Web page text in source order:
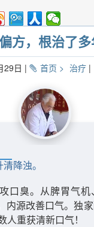
方，根治了
29日 首页 治疗
降浊。
口臭。从脾胃气机
内源改善口气。独
人重获清新口气！